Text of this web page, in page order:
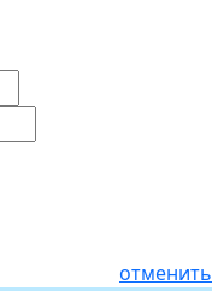
отменить